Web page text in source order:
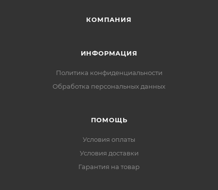
КОМПАНИЯ
ИНФОРМАЦИЯ
Политика конфиденциальности
Обработка персональных данных
ПОМОЩЬ
Условия оплаты
Условия доставки
Гарантия на товар